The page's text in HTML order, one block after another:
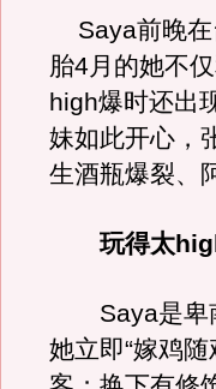
Saya前晚在
胎4月的她不
high爆时还出
妹如此开心，
生酒瓶爆裂、
玩得太
Saya是卑南
她立即“嫁鸡